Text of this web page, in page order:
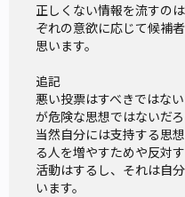
正しくない情報を流すの
ぞれの意欲に応じて候補
思います。
追記
悪い投票はすべきではな
が危険な思想ではないだ
当然自分には支持する思
る人を増やすためや反対
活動はするし、それは自
います。